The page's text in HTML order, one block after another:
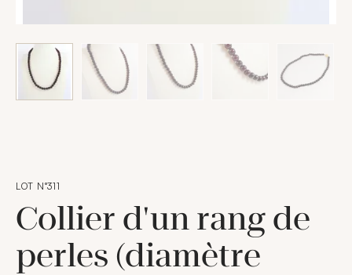
LOT N°311
Collier d'un rang de
perles (diamètre